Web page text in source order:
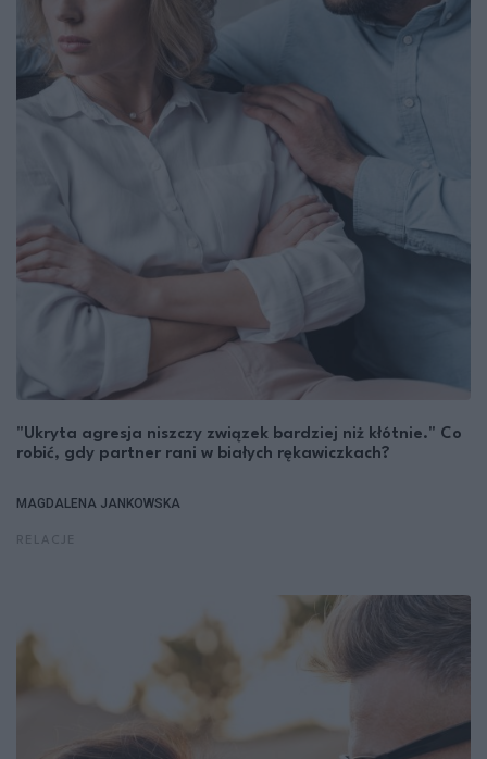
"Ukryta agresja niszczy związek bardziej niż kłótnie." Co
robić, gdy partner rani w białych rękawiczkach?
MAGDALENA JANKOWSKA